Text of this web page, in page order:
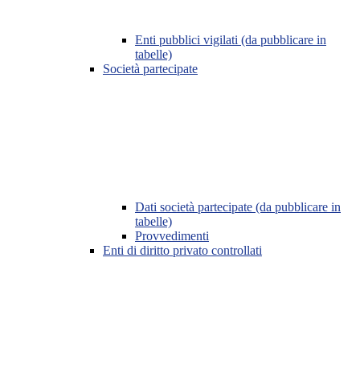
Enti pubblici vigilati (da pubblicare in
tabelle)
Società partecipate
Dati società partecipate (da pubblicare in
tabelle)
Provvedimenti
Enti di diritto privato controllati